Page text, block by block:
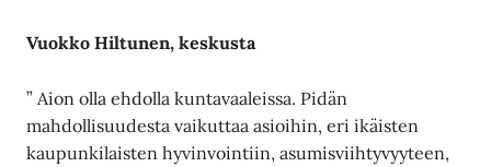
Vuokko Hiltunen, keskusta
” Aion olla ehdolla kuntavaaleissa. Pidän
mahdollisuudesta vaikuttaa asioihin, eri ikäisten
kaupunkilaisten hyvinvointiin, asumisviihtyvyyteen,